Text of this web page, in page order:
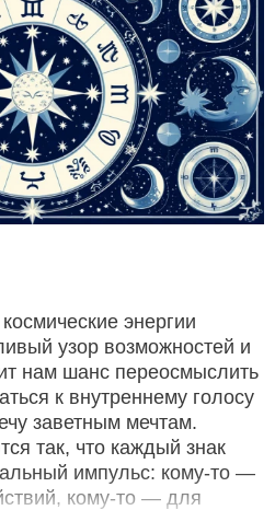
энергии
узор возможностей и
нам шанс переосмыслить
к внутреннему голосу
заветным мечтам.
так, что каждый знак
импульс: кому‑то —
кому‑то — для